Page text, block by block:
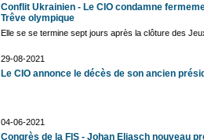
Conflit Ukrainien - Le CIO condamne
Trêve olympique
Elle se se termine sept jours après la clôture des
29-08-2021
Le CIO annonce le décès de son ancien
04-06-2021
Congrès de la FIS - Johan Eliasch nouveau